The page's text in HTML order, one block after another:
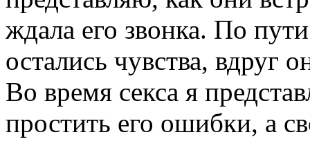
ждала его звонка. По
остались чувства, вдруг
Во время секса я
простить его ошибки, а